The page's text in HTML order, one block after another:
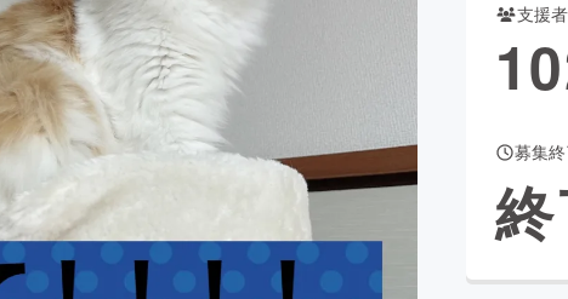
チャレンジ ビューティー・ヘルス
CAMPFIRE for Social GoodCAMPFIRE Creation
CAMPFIREふるさと納税machi-ya
支援
募集
終